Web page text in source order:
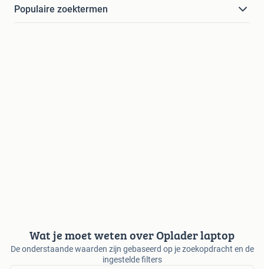
Populaire zoektermen
Wat je moet weten over Oplader laptop
De onderstaande waarden zijn gebaseerd op je zoekopdracht en de
ingestelde filters